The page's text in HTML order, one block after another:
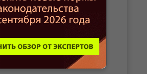
по загранпаспорту нельзя